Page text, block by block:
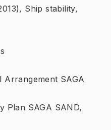
Ship stability,
Arrangement SAGA
Plan SAGA SAND,